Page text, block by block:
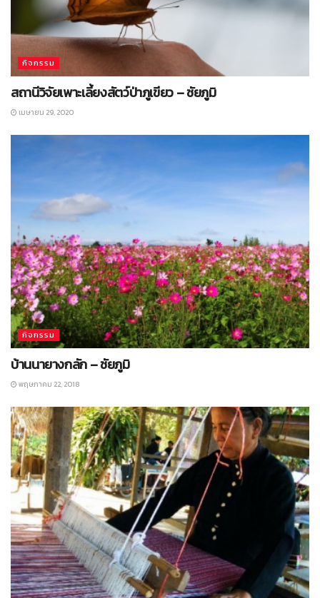
กิจกรรม
สถานีวิจัยเพาะเลี้ยงสัตว์ป่าภูเขียว – ชัยภูมิ
เมษายน 29, 2020
กิจกรรม
บ้านนายางกลัก – ชัยภูมิ
พฤษภาคม 22, 2018